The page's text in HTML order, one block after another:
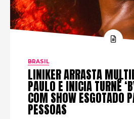
BRASIL
LINIKER ARRASTA
PAULO E INICIA TURNÊ
COM SHOW ESGOTADO
PESSOAS